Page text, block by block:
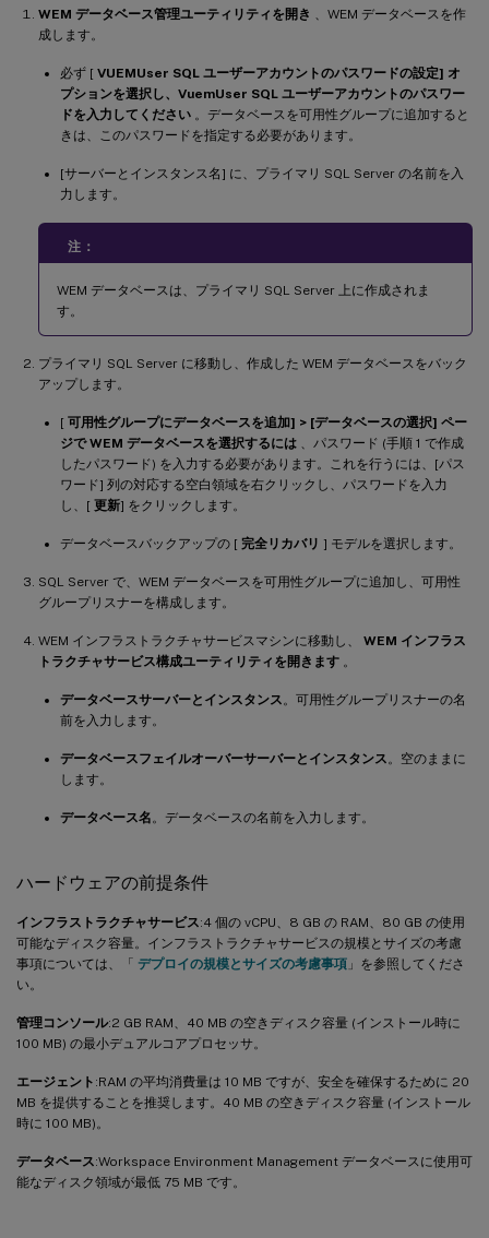
WEM データベース管理ユーティリティを開き
、WEM データベースを作
成します。
必ず [ VUEMUser SQL ユーザーアカウントのパスワードの設定] オ
プションを選択し、VuemUser SQL ユーザーアカウントのパスワー
ドを入力してください 。データベースを可用性グループに追加すると
きは、このパスワードを指定する必要があります。
[サーバーとインスタンス名] に、プライマリ SQL Server の名前を入
力します。
注：
WEM データベースは、プライマリ SQL Server 上に作成されま
す。
プライマリ SQL Server に移動し、作成した WEM データベースをバック
アップします。
[ 可用性グループにデータベースを追加] > [データベースの選択] ペー
ジで WEM データベースを選択するには 、パスワード (手順 1 で作成
したパスワード) を入力する必要があります。これを行うには、[パス
ワード] 列の対応する空白領域を右クリックし、パスワードを入力
し、[ 更新] をクリックします。
データベースバックアップの [ 完全リカバリ ] モデルを選択します。
SQL Server で、WEM データベースを可用性グループに追加し、可用性
グループリスナーを構成します。
WEM インフラストラクチャサービスマシンに移動し、 WEM インフラス
トラクチャサービス構成ユーティリティを開きます 。
データベースサーバーとインスタンス 。可用性グループリスナーの名
前を入力します。
データベースフェイルオーバーサーバーとインスタンス 。空のままに
します。
データベース名 。データベースの名前を入力します。
ハードウェアの前提条件
インフラストラクチャサービス:4 個の vCPU、8 GB の RAM、80 GB の使用
可能なディスク容量。インフラストラクチャサービスの規模とサイズの考慮
事項については、「 デプロイの規模とサイズの考慮事項 」を参照してくださ
い。
管理コンソール:2 GB RAM、40 MB の空きディスク容量 (インストール時に
100 MB) の最小デュアルコアプロセッサ。
エージェント :RAM の平均消費量は 10 MB ですが、安全を確保するために 20
MB を提供することを推奨します。40 MB の空きディスク容量 (インストール
時に 100 MB)。
データベース:Workspace Environment Management データベースに使用可
能なディスク領域が最低 75 MB です。